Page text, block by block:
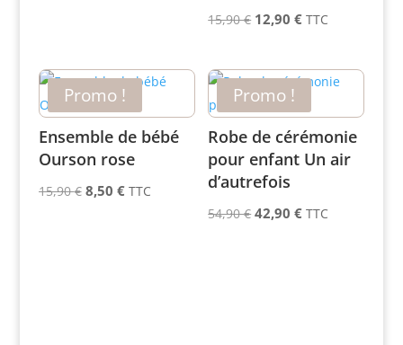
39,00 €.31,90 €.
15,90€ Le
15,90 €.
12,90€Le
est :
12,90 €.
TTC
Promo !
Ensemble de bébé
Ourson rose
15,90€ Le
8,50 €Le
TTC
Promo !
Robe de cérémonie
pour enfant Un air
d’autrefois
54,90€Le
42,90€Le
TTC